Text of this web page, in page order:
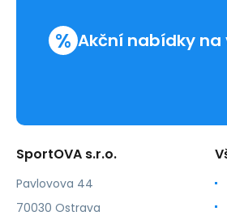
% Akční nabídky
SportOVA s.r.o.
Pavlovova 44
70030 Ostrava